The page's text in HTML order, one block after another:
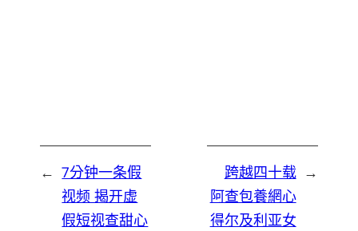
← 7分钟一条假
视频 揭开虚
假短视查甜心
→
跨越四十载
阿查包養網心
得尔及利亚女